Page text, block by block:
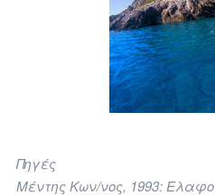
Πηγές
Μέντης Κων/νος, 1993: